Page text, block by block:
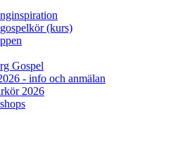
(kurs)
Gospel
- info och anmälan
2026